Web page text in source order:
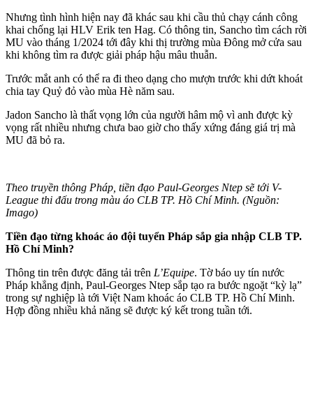
Nhưng tình hình hiện nay đã khác sau khi cầu thủ chạy cánh công
khai chống lại HLV Erik ten Hag. Có thông tin, Sancho tìm cách rời
MU vào tháng 1/2024 tới đây khi thị trường mùa Đông mở cửa sau
khi không tìm ra được giải pháp hậu mâu thuẫn.
Trước mắt anh có thể ra đi theo dạng cho mượn trước khi dứt khoát
chia tay Quỷ đỏ vào mùa Hè năm sau.
Jadon Sancho là thất vọng lớn của người hâm mộ vì anh được kỳ
vọng rất nhiều nhưng chưa bao giờ cho thấy xứng đáng giá trị mà
MU đã bỏ ra.
Theo truyền thông Pháp, tiền đạo Paul-Georges Ntep sẽ tới V-
League thi đấu trong màu áo CLB TP. Hồ Chí Minh. (Nguồn:
Imago)
Tiền đạo từng khoác áo đội tuyển Pháp sắp gia nhập CLB TP.
Hồ Chí Minh?
Thông tin trên được đăng tải trên L’Equipe. Tờ báo uy tín nước
Pháp khẳng định, Paul-Georges Ntep sắp tạo ra bước ngoặt “kỳ lạ”
trong sự nghiệp là tới Việt Nam khoác áo CLB TP. Hồ Chí Minh.
Hợp đồng nhiều khả năng sẽ được ký kết trong tuần tới.